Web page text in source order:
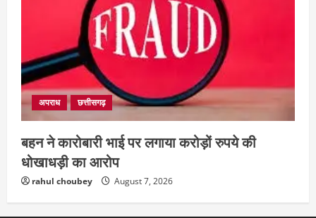
अपराध छत्तीसगढ़
बहन ने कारोबारी भाई पर लगाया करोड़ों रुपये की
धोखाधड़ी का आरोप
rahul choubey August 7, 2026